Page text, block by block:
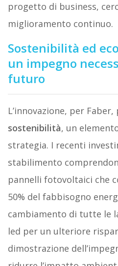
progetto di business,
miglioramento continuo.
Sostenibilità ed
un impegno
futuro
L’innovazione, per
sostenibilità, un
strategia. I recenti
stabilimento
pannelli fotovoltaici che
50% del fabbisogno
cambiamento di tutte le
led per un ulteriore
dimostrazione